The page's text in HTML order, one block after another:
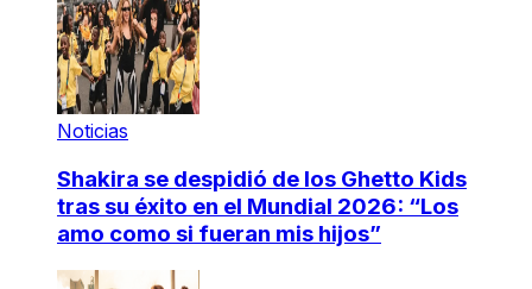
Noticias
Shakira se despidió de los Ghetto Kids
tras su éxito en el Mundial 2026: “Los
amo como si fueran mis hijos”